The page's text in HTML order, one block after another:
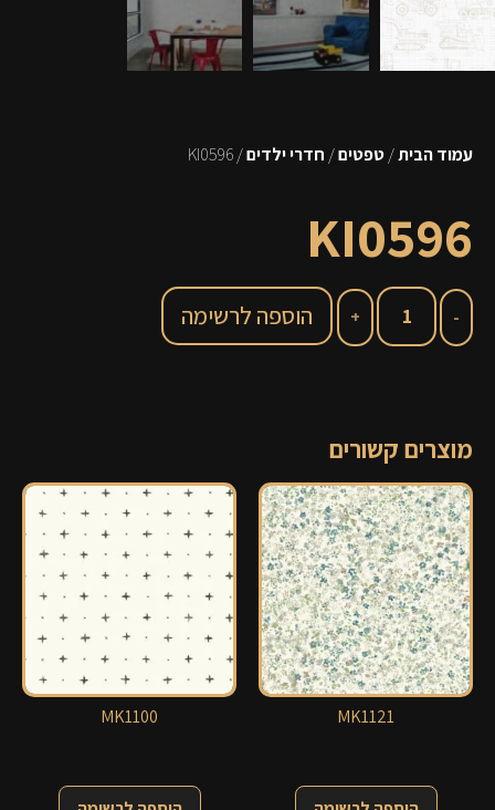
עמוד הבית/טפטים/חדרי ילדים/ KI0596
KI0596
הוספה לרשימה
מוצרים קשורים
MK1121
MK1100